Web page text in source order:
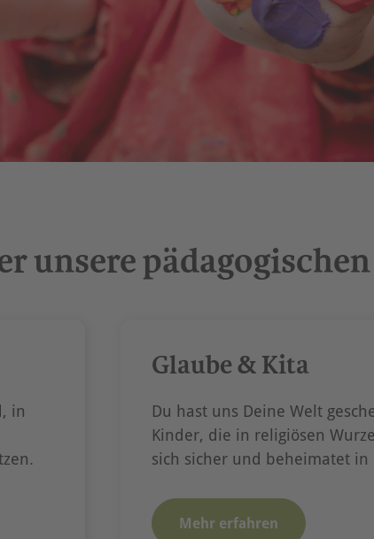
unsere
in
Glaube & Kita
Du hast uns Deine Welt
Kinder, die in religiösen
sich sicher und beheimatet in
Mehr erfahren